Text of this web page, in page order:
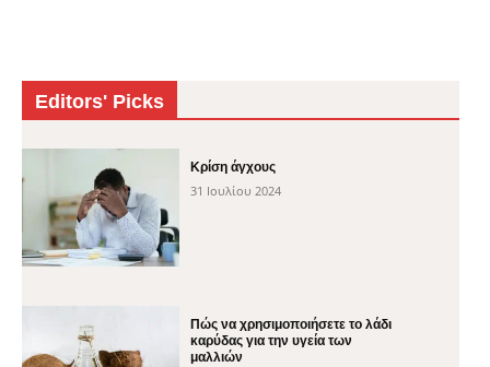
Editors' Picks
Κρίση άγχους
31 Ιουλίου 2024
Πώς να χρησιμοποιήσετε το λάδι
καρύδας για την υγεία των
μαλλιών